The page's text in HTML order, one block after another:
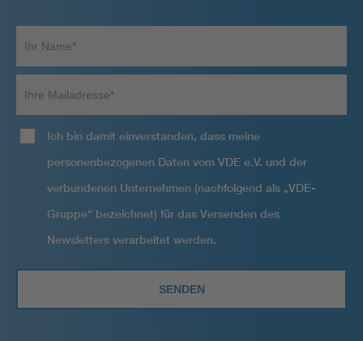
Name*
Mailadresse
Ich bin damit einverstanden, dass meine
personenbezogenen Daten vom VDE e.V. und der
verbundenen Unternehmen (nachfolgend als „VDE-
Gruppe“ bezeichnet) für das Versenden des
Newsletters verarbeitet werden.